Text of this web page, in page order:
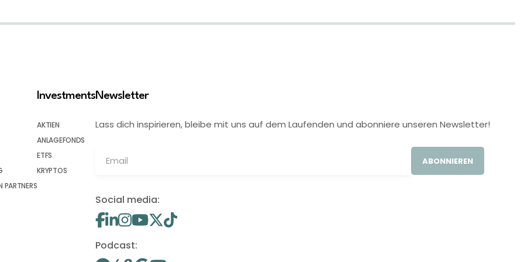
PARTNERS
Investments
AKTIEN
ANLAGEFONDS
ETFS
KRYPTOS
Newsletter
Lass dich inspirieren, bleibe mit uns auf dem Laufenden und abonniere unseren Newsletter!
ABONNIEREN
Social media:
Podcast: